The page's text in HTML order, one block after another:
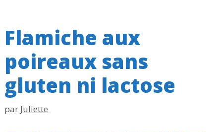
Flamiche aux
poireaux sans
gluten ni lactose
par Juliette